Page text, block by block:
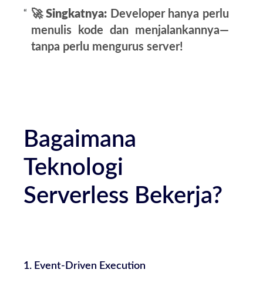
🚀Singkatnya: Developer hanya perlu
menulis kode dan menjalankannya—
tanpa perlu mengurus server!
Bagaimana
Teknologi
Serverless Bekerja?
1. Event-Driven Execution